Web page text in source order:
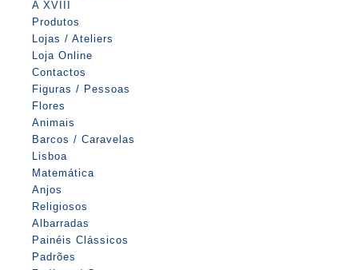
A XVIII
Produtos
Lojas / Ateliers
Loja Online
Contactos
Figuras / Pessoas
Flores
Animais
Barcos / Caravelas
Lisboa
Matemática
Anjos
Religiosos
Albarradas
Painéis Clássicos
Padrões